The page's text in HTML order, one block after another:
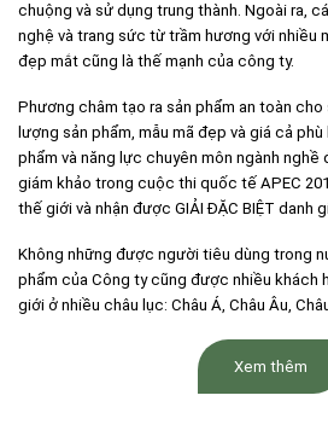
chuộng và sử dụng trung thành. Ngoài ra,
nghệ và trang sức từ trầm hương với nhiều
đẹp mắt cũng là thế mạnh của công ty.
Phương châm tạo ra sản phẩm an toàn
lượng sản phẩm, mẫu mã đẹp và giá cả
phẩm và năng lực chuyên môn ngành
giám khảo trong cuộc thi quốc tế APEC
thế giới và nhận được GIẢI ĐẶC BIỆT danh
Không những được người tiêu dùng trong
phẩm của Công ty cũng được nhiều khách
giới ở nhiều châu lục: Châu Á, Châu Âu,
Xem thêm